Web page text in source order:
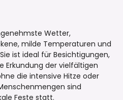
Wetter,
milde Temperaturen und
ist ideal für Besichtigungen,
Erkundung der vielfältigen
die intensive Hitze oder
sind
Feste statt.